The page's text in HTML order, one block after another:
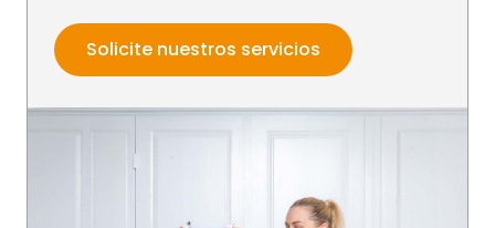
Solicite nuestros servicios